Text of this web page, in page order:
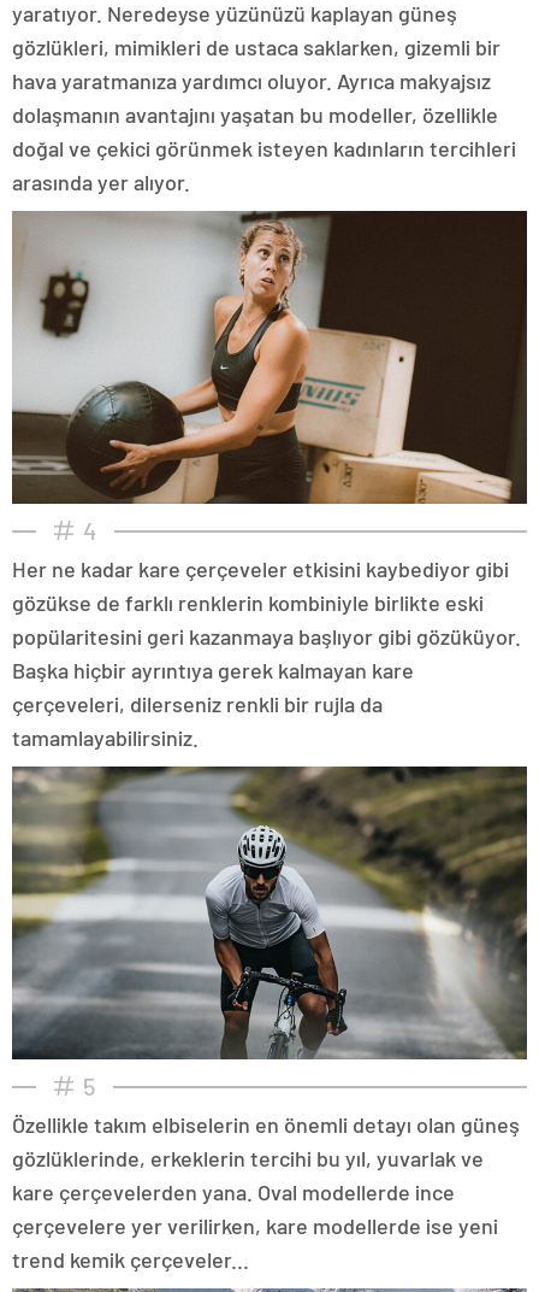
yaratıyor. Neredeyse yüzünüzü kaplayan güneş
gözlükleri, mimikleri de ustaca saklarken, gizemli bir
hava yaratmanıza yardımcı oluyor. Ayrıca makyajsız
dolaşmanın avantajını yaşatan bu modeller, özellikle
doğal ve çekici görünmek isteyen kadınların tercihleri
arasında yer alıyor.
4
Her ne kadar kare çerçeveler etkisini kaybediyor gibi
gözükse de farklı renklerin kombiniyle birlikte eski
popülaritesini geri kazanmaya başlıyor gibi gözüküyor.
Başka hiçbir ayrıntıya gerek kalmayan kare
çerçeveleri, dilerseniz renkli bir rujla da
tamamlayabilirsiniz.
5
Özellikle takım elbiselerin en önemli detayı olan güneş
gözlüklerinde, erkeklerin tercihi bu yıl, yuvarlak ve
kare çerçevelerden yana. Oval modellerde ince
çerçevelere yer verilirken, kare modellerde ise yeni
trend kemik çerçeveler...